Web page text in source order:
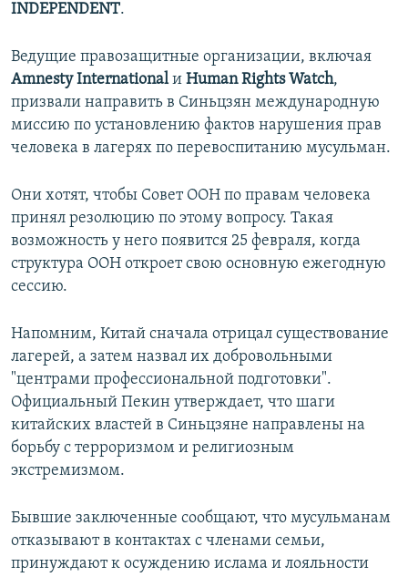
INDEPENDENT.
Ведущие правозащитные организации, включая
Amnesty Internationalи Human Rights Watch,
призвали направить в Синьцзян международную
миссию по установлению фактов нарушения прав
человека в лагерях по перевоспитанию мусульман.
Они хотят, чтобы Совет ООН по правам человека
принял резолюцию по этому вопросу. Такая
возможность у него появится 25 февраля, когда
структура ООН откроет свою основную ежегодную
сессию.
Напомним, Китай сначала отрицал существование
лагерей, а затем назвал их добровольными
"центрами профессиональной подготовки".
Официальный Пекин утверждает, что шаги
китайских властей в Синьцзяне направлены на
борьбу с терроризмом и религиозным
экстремизмом.
Бывшие заключенные сообщают, что мусульманам
отказывают в контактах с членами семьи,
принуждают к осуждению ислама и лояльности